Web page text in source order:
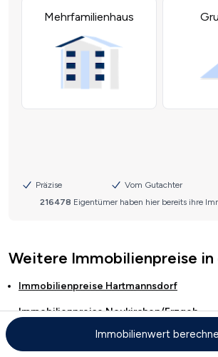
Weitere Immobilienpreise in
Immobilienpreise Hartmannsdorf
ImmobilienpreiseNeukirchen/Erzgeb.
ImmobilienpreiseLugau/Erzgeb.
Immobilienwert